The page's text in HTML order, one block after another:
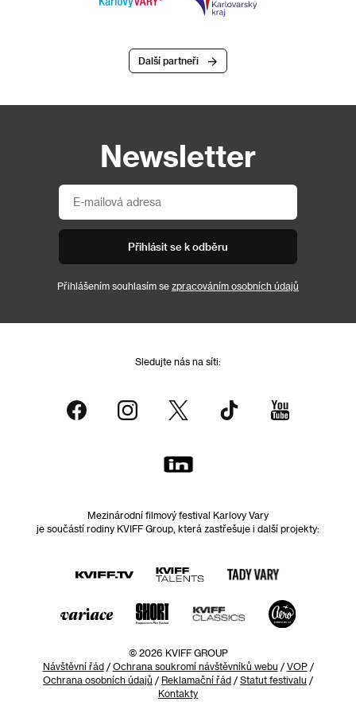
Další partneři
Newsletter
Přihlásit se k odběru
Přihlášením souhlasím se zpracováním osobních údajů
Sledujte nás na síti:
Mezinárodní filmový festival Karlovy Vary
je součástí rodiny KVIFF Group, která zastřešuje i další projekty:
© 2026 KVIFF GROUP
Návštěvní řád/ Ochrana soukromí návštěvníků webu / VOP/
Ochrana osobních údajů / Reklamační řád / Statut festivalu /
Kontakty